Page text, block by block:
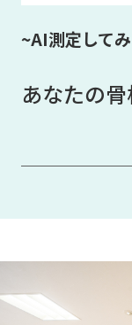
~AI測定して
あなたの